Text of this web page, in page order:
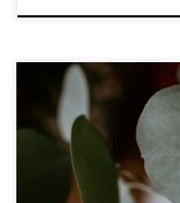
Wraz z rozwojem i
ostatnich dwóch lat,
marihuana medyczna